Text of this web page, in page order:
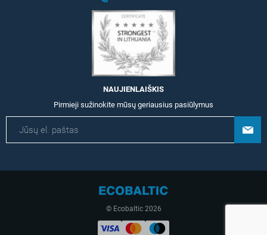
NAUJIENLAIŠKIS
Pirmieji sužinokite mūsų geriausius pasiūlymus
© Ecobaltic 2026